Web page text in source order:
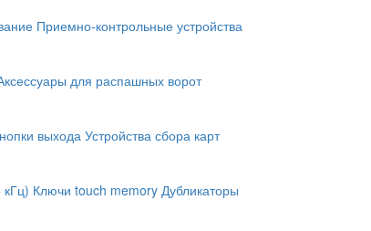
Приемно-контрольные устройства
для распашных ворот
выходаУстройства сбора карт
Ключи touch memory Дубликаторы